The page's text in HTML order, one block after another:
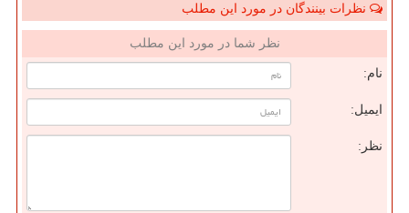
نظرات بینندگان در مورد این مطلب
نظر شما در مورد این مطلب
نام:
ایمیل:
نظر: